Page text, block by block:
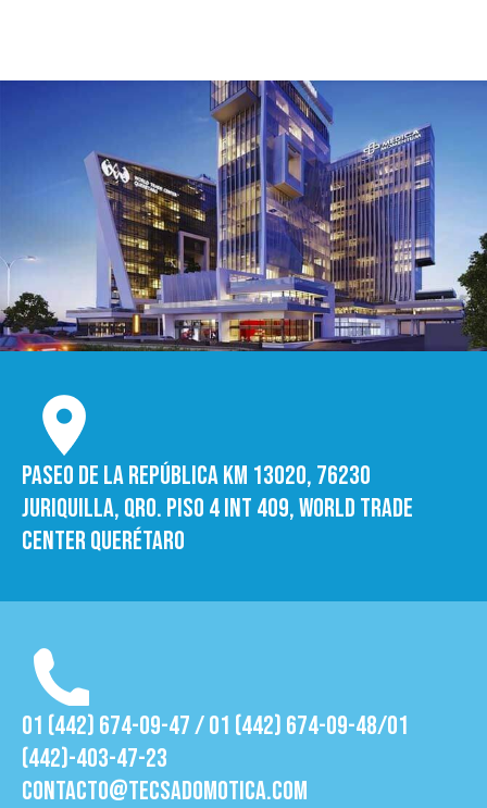
Paseo de la República Km 13020, 76230
Juriquilla, Qro. Piso 4 int 409, World trade
Center Querétaro
01 (442) 674-09-47 / 01 (442) 674-09-48/01
(442)-403-47-23
contacto@tecsadomotica.com